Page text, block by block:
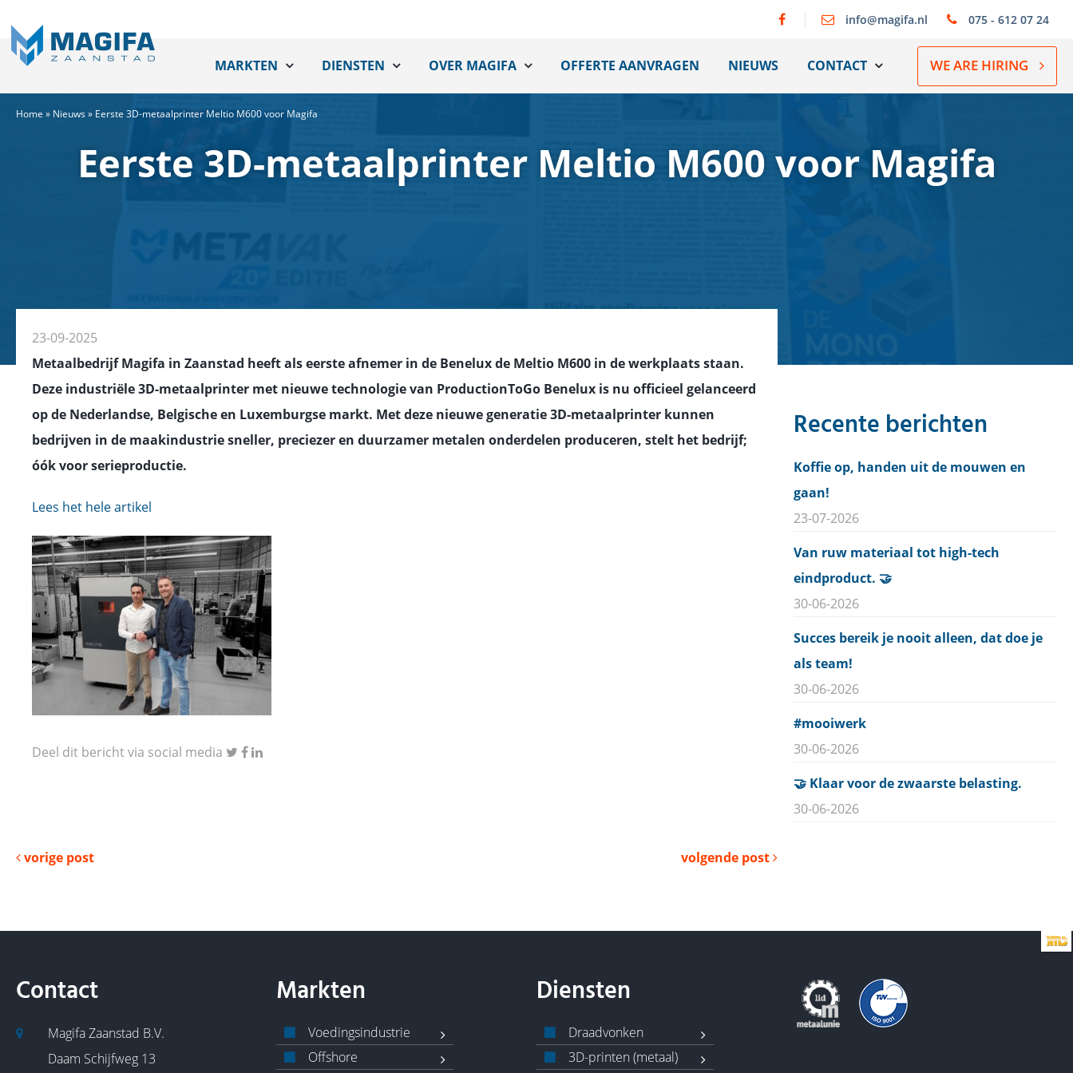
info@magifa.nl 075 - 612 07 24
MARKTEN DIENSTEN OVER MAGIFA OFFERTE AANVRAGEN NIEUWS CONTACT WE ARE HIRING
Home » Nieuws» Eerste 3D-metaalprinter Meltio M600 voor Magifa
Eerste 3D-metaalprinter Meltio M600 voor Magifa
23-09-2025
Metaalbedrijf Magifa in Zaanstad heeft als eerste afnemer in de Benelux de Meltio M600 in de werkplaats staan.
Deze industriële 3D-metaalprinter met nieuwe technologie van ProductionToGo Benelux is nu officieel gelanceerd
op de Nederlandse, Belgische en Luxemburgse markt. Met deze nieuwe generatie 3D-metaalprinter kunnen
bedrijven in de maakindustrie sneller, preciezer en duurzamer metalen onderdelen produceren, stelt het bedrijf;
óók voor serieproductie.
Lees het hele artikel
Deel dit bericht via social media
vorige post volgende post
Recente berichten
Koffie op, handen uit de mouwen en
gaan!
23-07-2026
Van ruw materiaal tot high-tech
eindproduct. 🤝
30-06-2026
Succes bereik je nooit alleen, dat doe je
als team!
30-06-2026
#mooiwerk
30-06-2026
🤝 Klaar voor de zwaarste belasting.
30-06-2026
Contact
Magifa Zaanstad B.V.
Daam Schijfweg 13
Markten
Voedingsindustrie
Offshore
Diensten
Draadvonken
3D-printen (metaal)